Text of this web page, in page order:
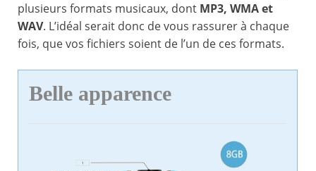
plusieurs formats musicaux, dont MP3, WMA et
WAV. L’idéal serait donc de vous rassurer à chaque
fois, que vos fichiers soient de l’un de ces formats.
Belle apparence